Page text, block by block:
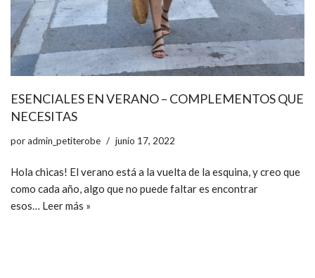
ESENCIALES EN VERANO – COMPLEMENTOS QUE
NECESITAS
poradmin_petiterobe junio 17, 2022
Hola chicas! El verano está a la vuelta de la esquina, y creo que
como cada año, algo que no puede faltar es encontrar
esos… Leer más »